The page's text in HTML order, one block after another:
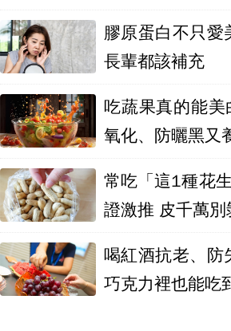
膠原蛋白不只愛
長輩都該補充
吃蔬果真的能
氧化、防曬黑又
常吃「這1種花
證激推 皮千
喝紅酒抗老、防
巧克力裡也能吃